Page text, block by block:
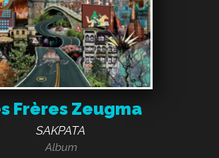
Frères Zeugma
SAKPATA
Album